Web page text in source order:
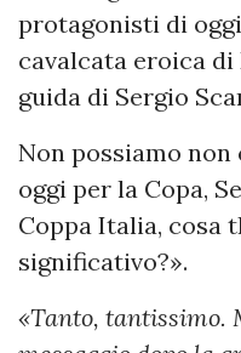
protagonisti di
cavalcata eroica
guida di Sergio
Non possiamo non
oggi per la Copa,
Coppa Italia, cosa
significativo?».
«Tanto, tantissimo.